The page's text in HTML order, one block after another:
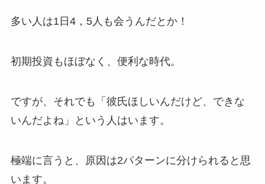
多い人は1日4，5人も会うんだとか！
初期投資もほぼなく、便利な時代。
ですが、それでも「彼氏ほしいんだけど、できな
いんだよね」という人はいます。
極端に言うと、原因は2パターンに分けられると思
います。